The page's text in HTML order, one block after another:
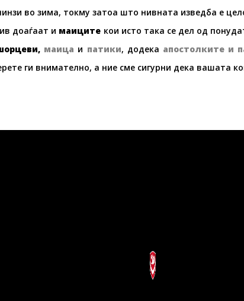
во зима, токму затоа што нивната изведба е
доаѓаат и маиците кои исто така се дел од
, маица и патики, додека апостолките и
ги внимателно, а ние сме сигурни дека вашата